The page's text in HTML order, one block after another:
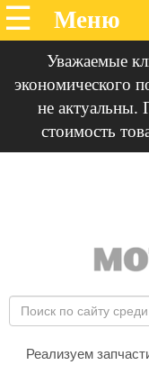
Уважаемые
экономического
не актуальны.
стоимость
Реализуем